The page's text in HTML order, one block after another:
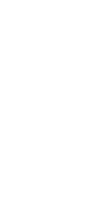
accounting
115
to
IBM, HP,
aforementioned